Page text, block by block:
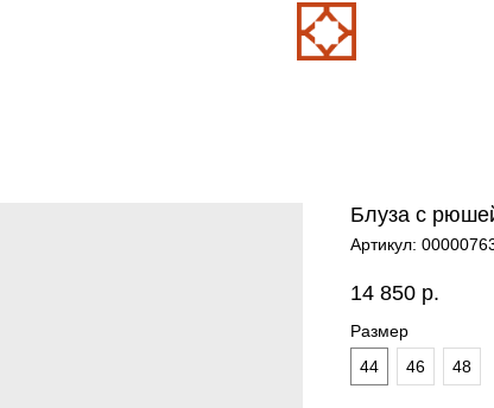
Блуза с
Артикул:
14 850 р.
Размер
44
46 48